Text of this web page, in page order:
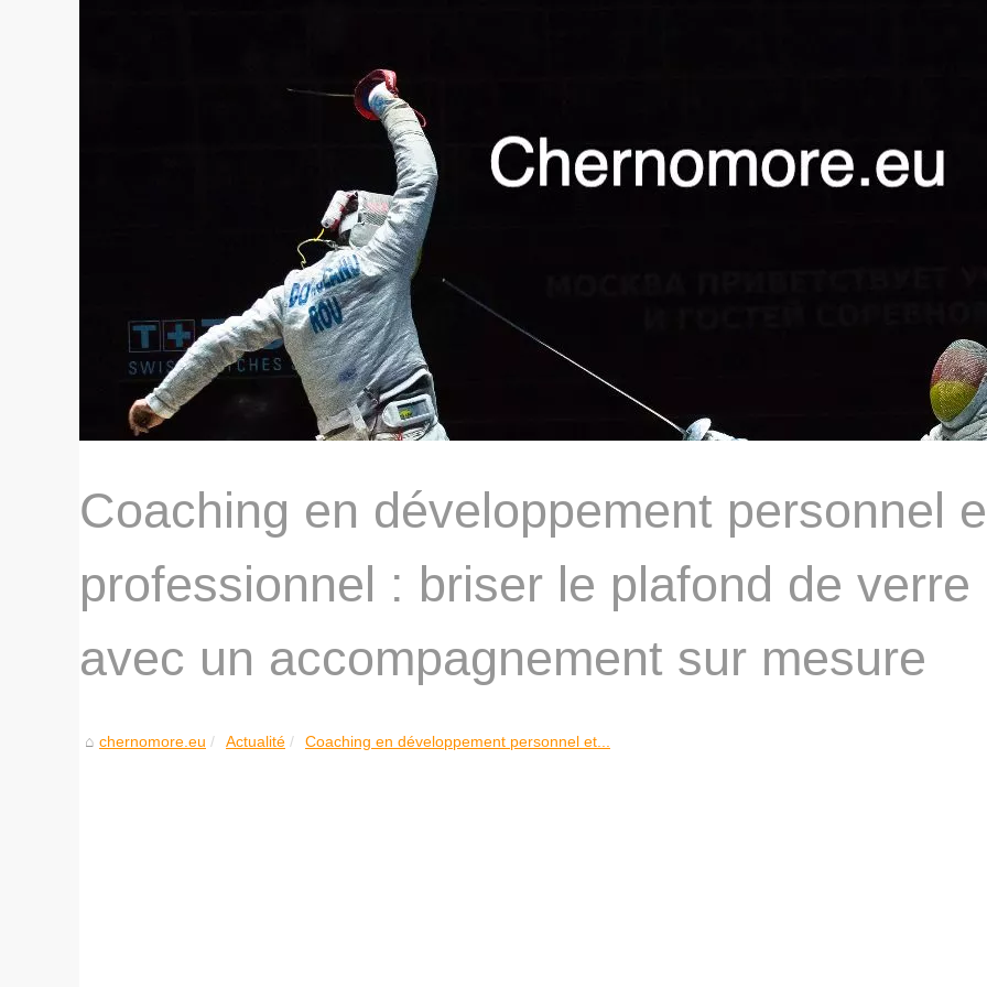
Coaching en développement personnel
professionnel : briser le plafond de verre
avec un accompagnement sur mesure
chernomore.eu Actualité Coaching en développement personnel et...